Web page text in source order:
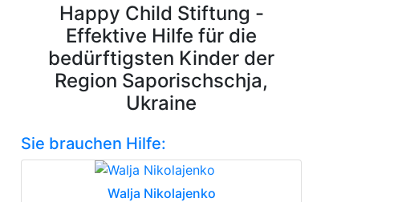
Happy Child Stiftung -
Effektive Hilfe für die
bedürftigsten Kinder der
Region Saporischschja,
Ukraine
Sie brauchen Hilfe:
Walja Nikolajenko